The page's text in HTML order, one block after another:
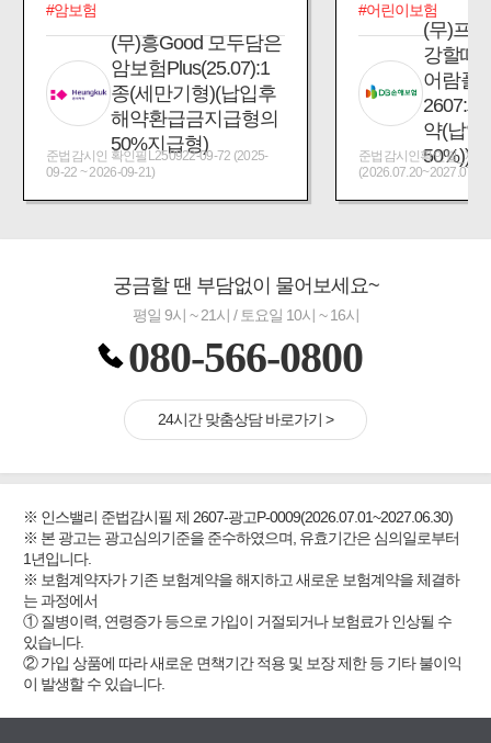
#암보험
(무)흥Good 모두담은
암보험Plus(25.07):1
종(세만기형)(납입후
해약환급금지급형의
50%지급형)
준법감시인 확인필L250922-09-72 (2025-
09-22 ~ 2026-09-21)
#어린이보험
(무)프
강할때
어람플
2607:
약(납입
50%))
준법감시인확인필_제
궁금할 땐 부담없이 물어보세요~
평일 9시 ~ 21시 / 토요일 10시 ~ 16시
080-566-0800
24시간 맞춤상담 바로가기 >
※ 인스밸리 준법감시필 제 2607-광고P-0009(2026.07.01~2027.06.30)
※ 본 광고는 광고심의기준을 준수하였으며, 유효기간은 심의일로부터
1년입니다.
※ 보험계약자가 기존 보험계약을 해지하고 새로운 보험계약을 체결하
는 과정에서
① 질병이력, 연령증가 등으로 가입이 거절되거나 보험료가 인상될 수
있습니다.
② 가입 상품에 따라 새로운 면책기간 적용 및 보장 제한 등 기타 불이익
이 발생할 수 있습니다.